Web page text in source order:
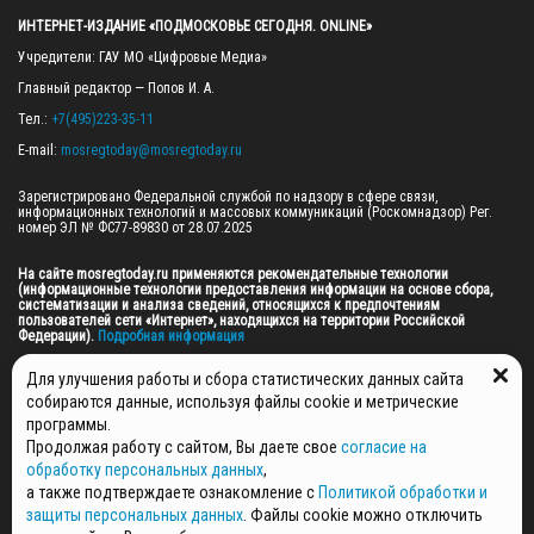
ИНТЕРНЕТ-ИЗДАНИЕ «ПОДМОСКОВЬЕ СЕГОДНЯ. ONLINE»
Учредители: ГАУ МО «Цифровые Медиа»
Главный редактор — Попов И. А.
Тел.: +7(495)223-35-11
E-mail: mosregtoday@mosregtoday.ru
Зарегистрировано Федеральной службой по надзору в сфере связи,
информационных технологий и массовых коммуникаций (Роскомнадзор) Рег.
номер ЭЛ № ФС77-89830 от 28.07.2025
На сайте mosregtoday.ru применяются рекомендательные технологии
(информационные технологии предоставления информации на основе сбора,
систематизации и анализа сведений, относящихся к предпочтениям
пользователей сети «Интернет», находящихся на территории Российской
Федерации). Подробная информация
© 2026 ПРАВА НА ВСЕ МАТЕРИАЛЫ САЙТА ПРИНАДЛЕЖАТ ГАУ МО "ЦИФРОВЫЕ
МЕДИА" (ОГРН: 1255000059467).
ПОЛИТИКА ОБРАБОТКИ И ЗАЩИТЫ ПЕРСОНАЛЬНЫХ ДАННЫХ
НОВОСТИ
ГАЗЕТЫ
Для улучшения работы и сбора статистических данных сайта
собираются данные, используя файлы cookie и метрические
программы.
Продолжая работу с сайтом, Вы даете свое согласие на
обработку персональных данных,
а также подтверждаете ознакомление с Политикой обработки и
защиты персональных данных . Файлы cookie можно отключить